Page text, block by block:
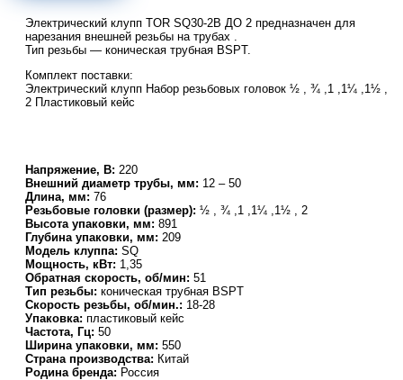
SQ30-
2B
до
2'
Электрический клупп TOR SQ30-2B ДО 2 предназначен для
нарезания внешней резьбы на трубах .
Тип резьбы — коническая трубная BSPТ.
Комплект поставки:
Электрический клупп Набор резьбовых головок ½ , ¾ ,1 ,1¼ ,1½ ,
2 Пластиковый кейс
Напряжение, В: 220
Внешний диаметр трубы, мм: 12 – 50
Длина, мм: 76
Резьбовые головки (размер): ½ , ¾ ,1 ,1¼ ,1½ , 2
Высота упаковки, мм: 891
Глубина упаковки, мм: 209
Модель клуппа: SQ
Мощность, кВт: 1,35
Обратная скорость, об/мин: 51
Тип резьбы: коническая трубная BSPТ
Скорость резьбы, об/мин.: 18-28
Упаковка: пластиковый кейс
Частота, Гц: 50
Ширина упаковки, мм: 550
Страна производства: Китай
Родина бренда: Россия